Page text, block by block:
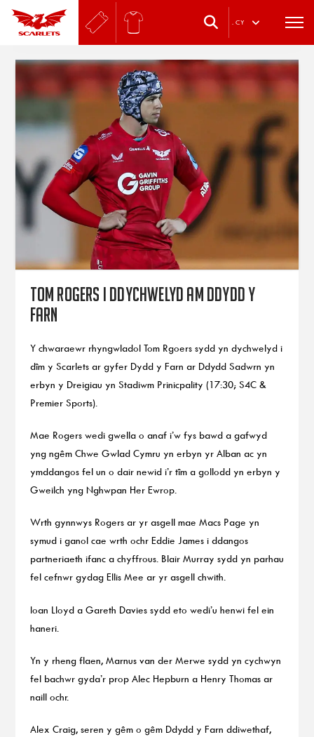
. CY
Tom Rogers i ddychwelyd am Ddydd y
Farn
Y chwaraewr rhyngwladol Tom Rgoers sydd yn dychwelyd i
dîm y Scarlets ar gyfer Dydd y Farn ar Ddydd Sadwrn yn
erbyn y Dreigiau yn Stadiwm Prinicpality (17:30; S4C &
Premier Sports).
Mae Rogers wedi gwella o anaf i’w fys bawd a gafwyd
yng ngêm Chwe Gwlad Cymru yn erbyn yr Alban ac yn
ymddangos fel un o dair newid i’r tîm a gollodd yn erbyn y
Gweilch yng Nghwpan Her Ewrop.
Wrth gynnwys Rogers ar yr asgell mae Macs Page yn
symud i ganol cae wrth ochr Eddie James i ddangos
partneriaeth ifanc a chyffrous. Blair Murray sydd yn parhau
fel cefnwr gydag Ellis Mee ar yr asgell chwith.
Ioan Lloyd a Gareth Davies sydd eto wedi’u henwi fel ein
haneri.
Yn y rheng flaen, Marnus van der Merwe sydd yn cychwyn
fel bachwr gyda’r prop Alec Hepburn a Henry Thomas ar
naill ochr.
Alex Craig, seren y gêm o gêm Ddydd y Farn ddiwethaf,